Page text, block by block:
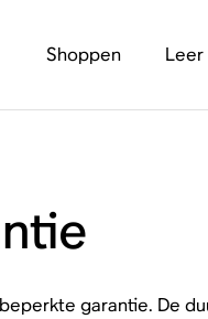
Shoppen
garantie. De